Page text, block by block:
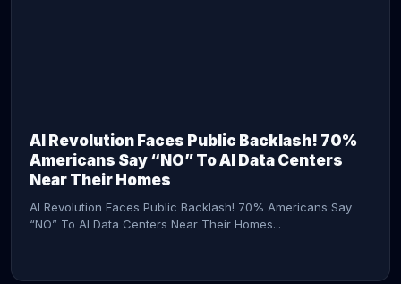
AI Revolution Faces Public Backlash! 70%
Americans Say “NO” To AI Data Centers
Near Their Homes
AI Revolution Faces Public Backlash! 70% Americans Say
“NO” To AI Data Centers Near Their Homes...